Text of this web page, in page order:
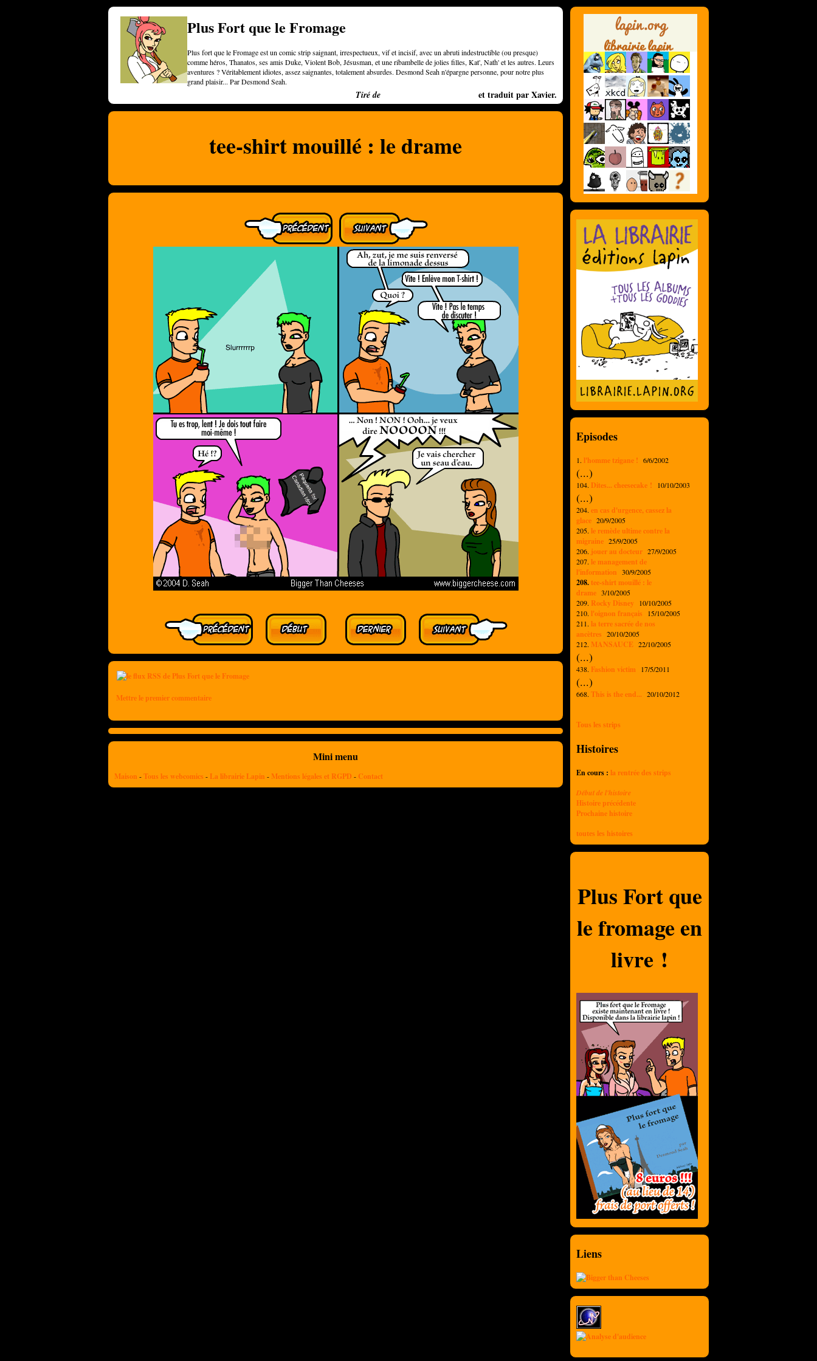
Plus Fort que le Fromage
Plus fort que le Fromage est un comic strip saignant, irrespectueux, vif et incisif, avec un abruti indestructible (ou presque)
comme héros, Thanatos, ses amis Duke, Violent Bob, Jésusman, et une ribambelle de jolies filles, Kat', Nath' et les autres. Leurs
aventures ? Véritablement idiotes, assez saignantes, totalement absurdes. Desmond Seah n'épargne personne, pour notre plus
grand plaisir... Par Desmond Seah.
Tiré de et traduit par Xavier.
tee-shirt mouillé : le drame
Mettre le premier commentaire
Mini menu
Maison -Tous les webcomics - La librairie Lapin - Mentions légales et RGPD - Contact
Episodes
1. l'homme tzigane ! 6/6/2002
(...)
104. Dites... cheesecake ! 10/10/2003
(...)
204. en cas d'urgence, cassez la
glace 20/9/2005
205. le remède ultime contre la
migraine 25/9/2005
206. jouer au docteur 27/9/2005
207. le management de
l'information 30/9/2005
208.tee-shirt mouillé : le
drame 3/10/2005
209. Rocky Disney 10/10/2005
210. l'oignon français 15/10/2005
211. la terre sacrée de nos
ancètres 20/10/2005
212. MANSAUCE 22/10/2005
(...)
438. Fashion victim 17/5/2011
(...)
668. This is the end... 20/10/2012
Tous les strips
Histoires
En cours : la rentrée des strips
Début de l'histoire
Histoire précédente
Prochaine histoire
toutes les histoires
Plus Fort que
le fromage en
livre !
Liens